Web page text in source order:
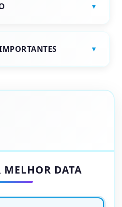
MELHOR DATA